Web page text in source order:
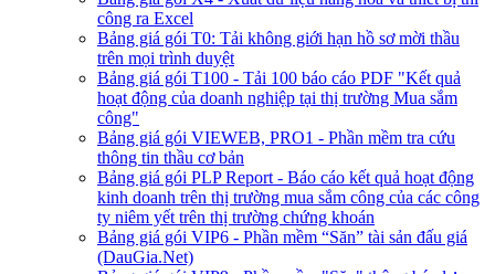
công ra Excel
Bảng giá gói T0: Tải không giới hạn hồ sơ mời thầu
trên mọi trình duyệt
Bảng giá gói T100 - Tải 100 báo cáo PDF "Kết quả
hoạt động của doanh nghiệp tại thị trường Mua sắm
công"
Bảng giá gói VIEWEB, PRO1 - Phần mềm tra cứu
thông tin thầu cơ bản
Bảng giá gói PLP Report - Báo cáo kết quả hoạt động
kinh doanh trên thị trường mua sắm công của các công
ty niêm yết trên thị trường chứng khoán
Bảng giá gói VIP6 - Phần mềm “Săn” tài sản đấu giá
(DauGia.Net)